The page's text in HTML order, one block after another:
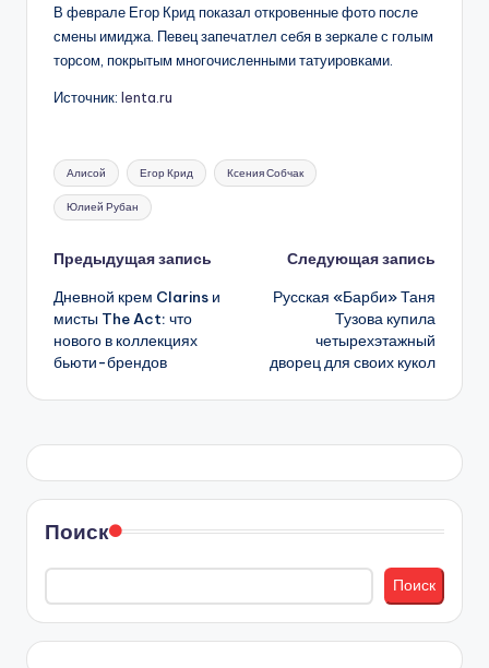
В феврале Егор Крид показал откровенные фото после
смены имиджа. Певец запечатлел себя в зеркале с голым
торсом, покрытым многочисленными татуировками.
Источник: lenta.ru
Метки:
Алисой Егор Крид Ксения Собчак
Юлией Рубан
Навигация
записи
Предыдущая запись
Дневной крем Clarins и
мисты The Act: что
нового в коллекциях
бьюти-брендов
Следующая запись
Русская «Барби» Таня
Тузова купила
четырехэтажный
дворец для своих кукол
Поиск
Поиск